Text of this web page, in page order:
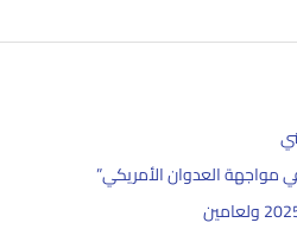
مواجهة العدوان الأمريكي”